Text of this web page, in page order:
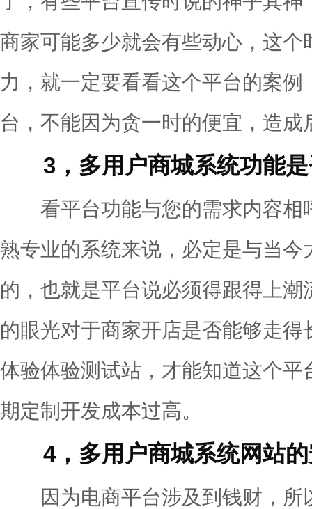
商家可能多少就会有些动心，这
力，就一定要看看这个平台的案
台，不能因为贪一时的便宜，造成
3，多用户商城系统功能
看平台功能与您的需求内容相
熟专业的系统来说，必定是与当
的，也就是平台说必须得跟得上
的眼光对于商家开店是否能够走
体验体验测试站，才能知道这个
期定制开发成本过高。
4，多用户商城系统网站
因为电商平台涉及到钱财，所